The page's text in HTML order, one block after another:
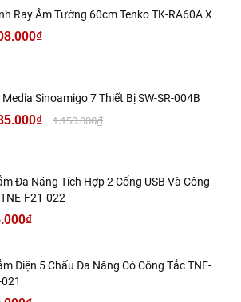
Ray Âm Tường 60cm Tenko TK-RA60A X
Media Sinoamigo 7 Thiết Bị SW-SR-004B
1.150.000₫
Đa Năng Tích Hợp 2 Cổng USB Và Công
F21-022
Điện 5 Chấu Đa Năng Có Công Tắc TNE-